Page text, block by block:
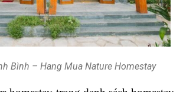
Bình – Hang Mua Nature Homestay